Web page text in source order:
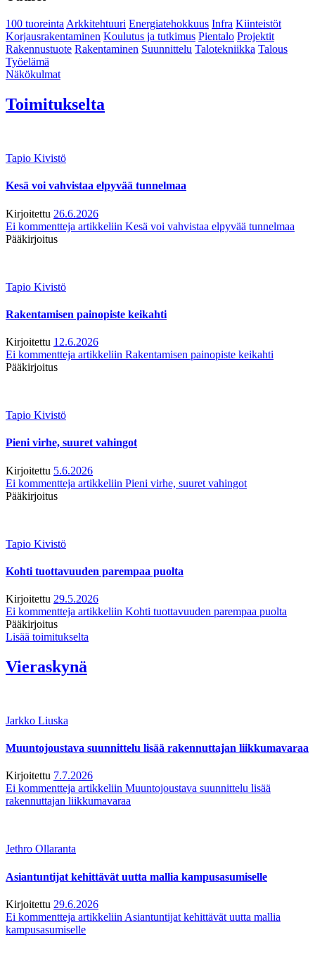
100 tuoreinta Arkkitehtuuri Energiatehokkuus Infra Kiinteistöt
Korjausrakentaminen Koulutus ja tutkimus Pientalo Projektit
Rakennustuote Rakentaminen Suunnittelu Talotekniikka Talous
Työelämä
Näkökulmat
Toimitukselta
Tapio Kivistö
Kesä voi vahvistaa elpyvää tunnelmaa
Kirjoitettu 26.6.2026
Ei kommentteja artikkeliin Kesä voi vahvistaa elpyvää tunnelmaa
Pääkirjoitus
Tapio Kivistö
Rakentamisen painopiste keikahti
Kirjoitettu 12.6.2026
Ei kommentteja artikkeliin Rakentamisen painopiste keikahti
Pääkirjoitus
Tapio Kivistö
Pieni virhe, suuret vahingot
Kirjoitettu 5.6.2026
Ei kommentteja artikkeliin Pieni virhe, suuret vahingot
Pääkirjoitus
Tapio Kivistö
Kohti tuottavuuden parempaa puolta
Kirjoitettu 29.5.2026
Ei kommentteja artikkeliin Kohti tuottavuuden parempaa puolta
Pääkirjoitus
Lisää toimitukselta
Vieraskynä
Jarkko Liuska
Muuntojoustava suunnittelu lisää rakennuttajan liikkumavaraa
Kirjoitettu 7.7.2026
Ei kommentteja artikkeliin Muuntojoustava suunnittelu lisää
rakennuttajan liikkumavaraa
Jethro Ollaranta
Asiantuntijat kehittävät uutta mallia kampusasumiselle
Kirjoitettu 29.6.2026
Ei kommentteja artikkeliin Asiantuntijat kehittävät uutta mallia
kampusasumiselle